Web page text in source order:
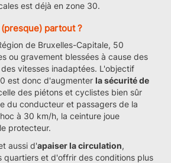
est déjà en zone 30.
partout ?
de Bruxelles-Capitale, 50
ou gravement blessées à cause des
vitesses inadaptées. L'objectif
est donc d'augmenter la sécurité de
des piétons et cyclistes bien sûr
du conducteur et passagers de la
à 30 km/h, la ceinture joue
protecteur.
aussi d'apaiser la circulation,
quartiers et d'offrir des conditions plus